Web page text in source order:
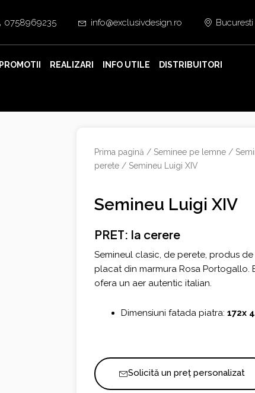
0758969235 info@exclusivdesign.ro Bucuresti
PROMOTII REALIZARI INFO UTILE DISTRIBUITORI
Prima pagină / Seminee pe lemne /
perete / Semineu Luigi XIV
Semineu Luigi XIV
PRET: la cerere
Semineul clasic, de perete, produs
placat din marmura Rosa Portogallo.
ofera un aer autentic italian.
Dimensiuni fatada piatra:172x
Solicită un preț personalizat